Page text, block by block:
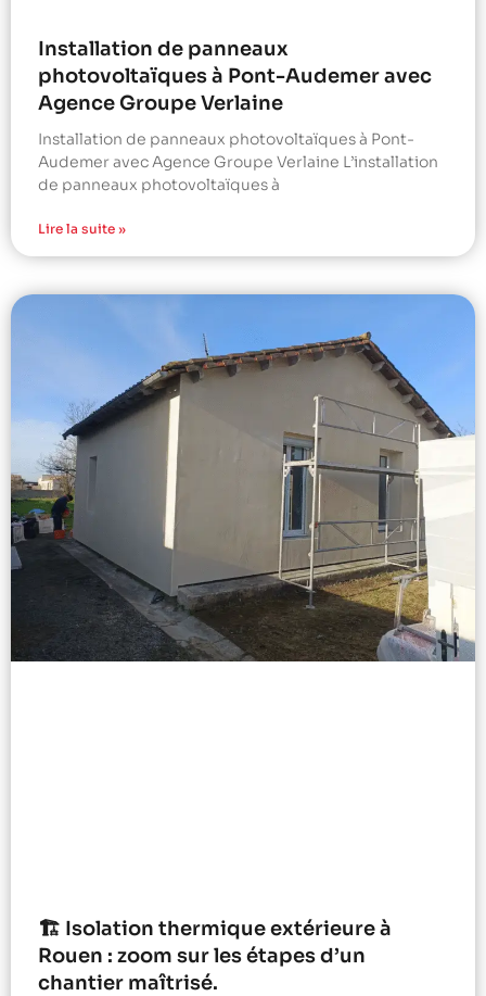
Installation de panneaux
photovoltaïques à Pont-Audemer avec
Agence Groupe Verlaine
Installation de panneaux photovoltaïques à Pont-
Audemer avec Agence Groupe Verlaine L’installation
de panneaux photovoltaïques à
Lire la suite »
🏗️ Isolation thermique extérieure à
Rouen : zoom sur les étapes d’un
chantier maîtrisé.